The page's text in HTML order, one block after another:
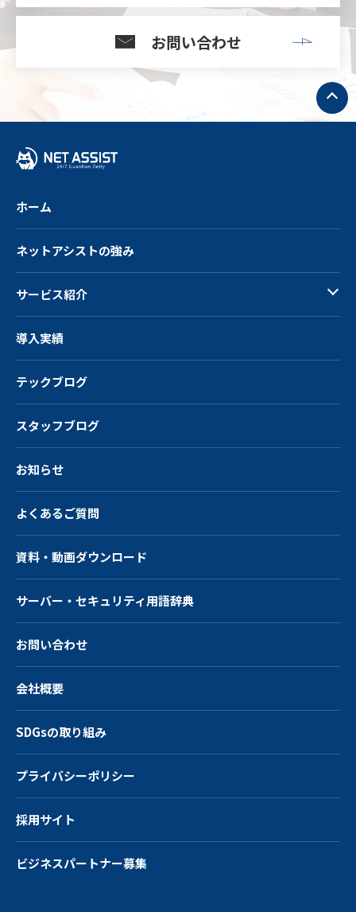
お問い合わせ
ト
ッ
プ
へ
ホーム
ネットアシストの強み
サービス紹介
導入実績
テックブログ
スタッフブログ
お知らせ
よくあるご質問
資料・動画ダウンロード
サーバー・ セキュリティ用語辞典
お問い合わせ
会社概要
SDGsの取り組み
プライバシーポリシー
採用サイト
ビジネスパートナー募集